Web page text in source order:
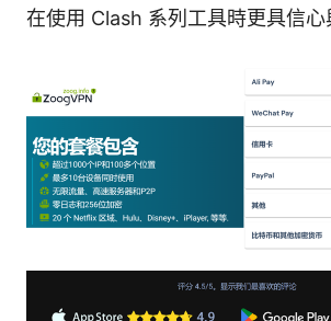
在使用 Clash 系列工具時更具信心